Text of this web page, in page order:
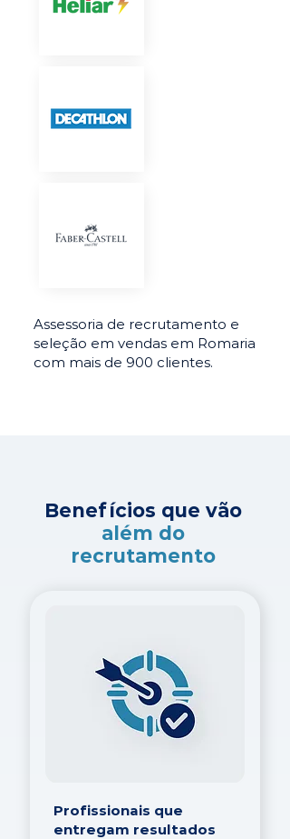
Assessoria de recrutamento e
seleção em vendas em Romaria
com mais de 900 clientes.
Benefícios que vão
além do
recrutamento
Profissionais que
entregam resultados